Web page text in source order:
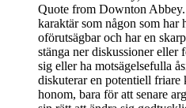
Quote from Downton
karaktär som någon som har
oförutsägbar och har en
stänga ner diskussioner eller
sig eller ha motsägelsefulla
diskuterar en potentiell friare
honom, bara för att senare